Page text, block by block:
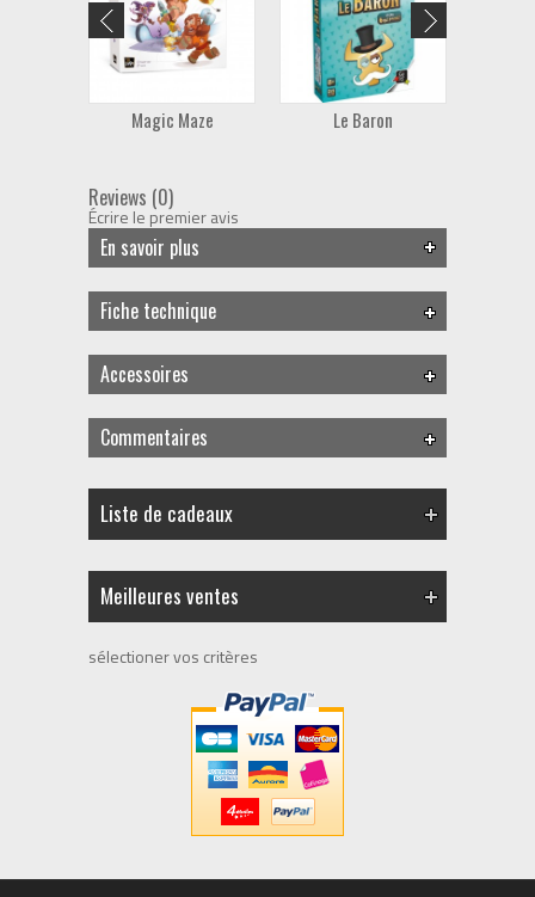
Magic Maze Le Baron
Reviews (0)
Écrire le premier avis
En savoir plus
Fiche technique
Accessoires
Commentaires
Liste de cadeaux
Meilleures ventes
sélectioner vos critères